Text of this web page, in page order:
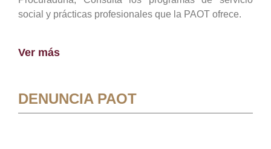
social y prácticas profesionales que la PAOT ofrece.
Ver más
DENUNCIA PAOT